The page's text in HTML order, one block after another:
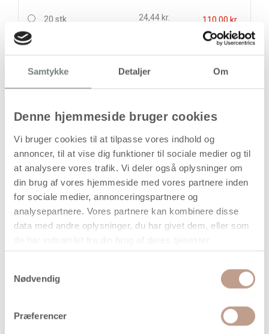
Samtykke Detaljer Om
Denne hjemmeside bruger cookies
Vi bruger cookies til at tilpasse vores indhold og
annoncer, til at vise dig funktioner til sociale medier og til
at analysere vores trafik. Vi deler også oplysninger om
din brug af vores hjemmeside med vores partnere inden
for sociale medier, annonceringspartnere og
analysepartnere. Vores partnere kan kombinere disse
data med andre oplysninger, du har givet dem, eller som
Nødvendig
Præferencer
20 stk 24,44 kr. 110,00 kr.
stk
(23,95kr.ekskl. moms)
Din bestilling er først bindende,
når vi har bekræftet din ordre.
På lager